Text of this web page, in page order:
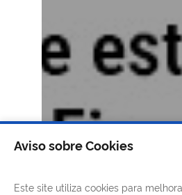
Aviso sobre Cookies
Este site utiliza cookies para